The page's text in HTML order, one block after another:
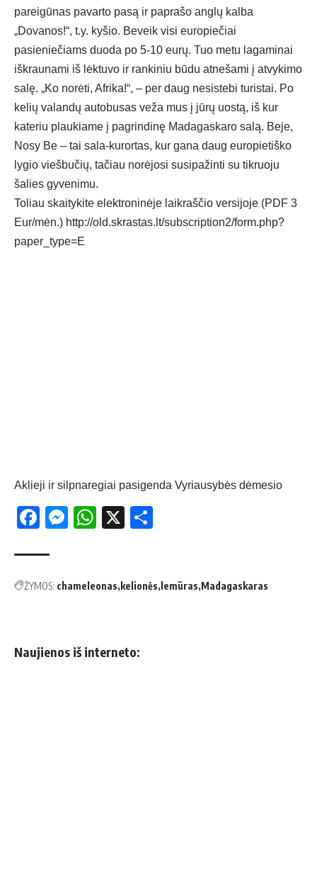
pareigūnas pavarto pasą ir paprašo anglų kalba
„Dovanos!“, t.y. kyšio. Beveik visi europiečiai
pasieniečiams duoda po 5-10 eurų. Tuo metu lagaminai
iškraunami iš lėktuvo ir rankiniu būdu atnešami į atvykimo
salę. „Ko norėti, Afrika!“, – per daug nesistebi turistai. Po
kelių valandų autobusas veža mus į jūrų uostą, iš kur
kateriu plaukiame į pagrindinę Madagaskaro salą. Beje,
Nosy Be – tai sala-kurortas, kur gana daug europietiško
lygio viešbučių, tačiau norėjosi susipažinti su tikruoju
šalies gyvenimu.
Toliau skaitykite elektroninėje laikraščio versijoje (PDF 3
Eur/mėn.) http://old.skrastas.lt/subscription2/form.php?
paper_type=E
Aklieji ir silpnaregiai pasigenda Vyriausybės dėmesio
Facebook
Messenger
WhatsApp
X
ŽYMOS: chameleonas kelionės lemūras Madagaskaras
Naujienos iš interneto: